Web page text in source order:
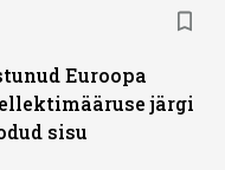
Euroopa
järgi
sisu